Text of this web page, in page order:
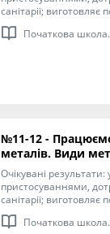
санітарії;
здійснює розмічання
допомогою шаблонів
Початкова
№11-12 -
металів. Види
Очікувані
пристосуваннями,
санітарії;
здійснює розмітку
виготовлення виробу з
Початкова